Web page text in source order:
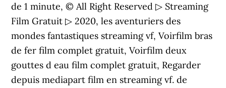
de 1 minute, © All Right Reserved ▷ Streaming
Film Gratuit ▷ 2020, les aventuriers des
mondes fantastiques streaming vf, Voirfilm bras
de fer film complet gratuit, Voirfilm deux
gouttes d eau film complet gratuit, Regarder
depuis mediapart film en streaming vf. de